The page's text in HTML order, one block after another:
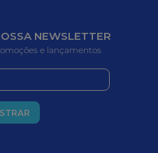
NEWSLETTER
e lançamentos